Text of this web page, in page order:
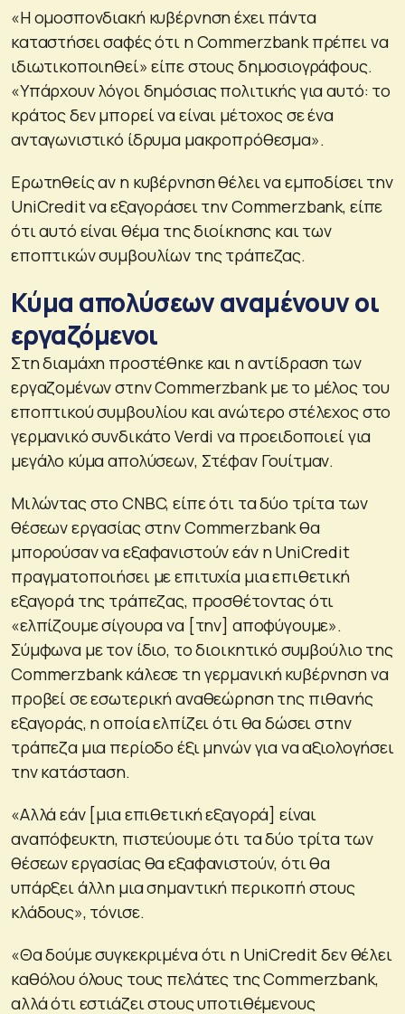
«Η ομοσπονδιακή κυβέρνηση έχει πάντα
καταστήσει σαφές ότι η Commerzbank πρέπει να
ιδιωτικοποιηθεί» είπε στους δημοσιογράφους.
«Υπάρχουν λόγοι δημόσιας πολιτικής για αυτό: το
κράτος δεν μπορεί να είναι μέτοχος σε ένα
ανταγωνιστικό ίδρυμα μακροπρόθεσμα».
Ερωτηθείς αν η κυβέρνηση θέλει να εμποδίσει την
UniCredit να εξαγοράσει την Commerzbank, είπε
ότι αυτό είναι θέμα της διοίκησης και των
εποπτικών συμβουλίων της τράπεζας.
Κύμα απολύσεων αναμένουν οι
εργαζόμενοι
Στη διαμάχη προστέθηκε και η αντίδραση των
εργαζομένων στην Commerzbank με το μέλος του
εποπτικού συμβουλίου και ανώτερο στέλεχος στο
γερμανικό συνδικάτο Verdi να προειδοποιεί για
μεγάλο κύμα απολύσεων, Στέφαν Γουίτμαν.
Μιλώντας στο CNBC, είπε ότι τα δύο τρίτα των
θέσεων εργασίας στην Commerzbank θα
μπορούσαν να εξαφανιστούν εάν η UniCredit
πραγματοποιήσει με επιτυχία μια επιθετική
εξαγορά της τράπεζας, προσθέτοντας ότι
«ελπίζουμε σίγουρα να [την] αποφύγουμε».
Σύμφωνα με τον ίδιο, το διοικητικό συμβούλιο της
Commerzbank κάλεσε τη γερμανική κυβέρνηση να
προβεί σε εσωτερική αναθεώρηση της πιθανής
εξαγοράς, η οποία ελπίζει ότι θα δώσει στην
τράπεζα μια περίοδο έξι μηνών για να αξιολογήσει
την κατάσταση.
«Αλλά εάν [μια επιθετική εξαγορά] είναι
αναπόφευκτη, πιστεύουμε ότι τα δύο τρίτα των
θέσεων εργασίας θα εξαφανιστούν, ότι θα
υπάρξει άλλη μια σημαντική περικοπή στους
κλάδους», τόνισε.
«Θα δούμε συγκεκριμένα ότι η UniCredit δεν θέλει
καθόλου όλους τους πελάτες της Commerzbank,
αλλά ότι εστιάζει στους υποτιθέμενους